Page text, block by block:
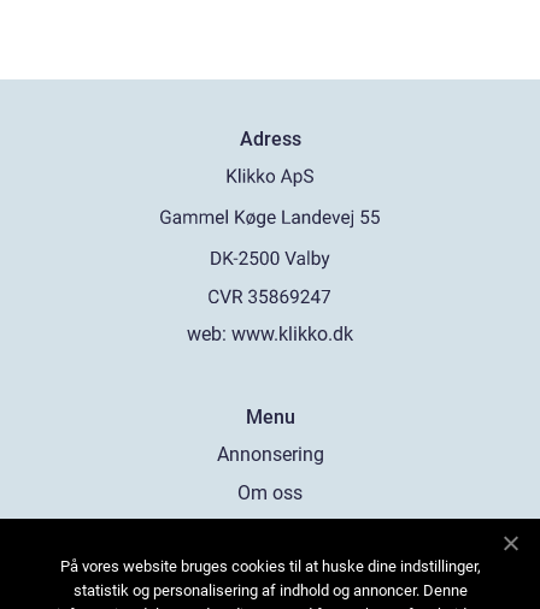
Adress
web: www.klikko.dk
Menu
Annonsering
Om oss
Kontakta oss
På vores website bruges cookies til at huske dine indstillinger,
statistik og personalisering af indhold og annoncer. Denne